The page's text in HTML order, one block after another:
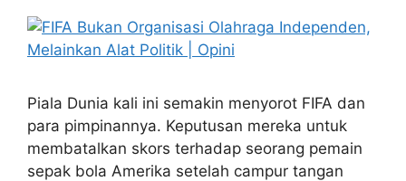
Piala Dunia kali ini semakin menyorot FIFA dan
para pimpinannya. Keputusan mereka untuk
membatalkan skors terhadap seorang pemain
sepak bola Amerika setelah campur tangan